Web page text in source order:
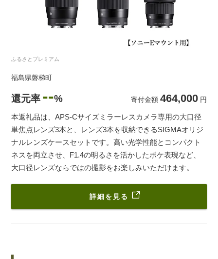
ふるさとプレミアム
福島県磐梯町
還元率 --% 寄付金額 464,000 円
本返礼品は、APS-Cサイズミラーレスカメラ専用の大口径
単焦点レンズ3本と、レンズ3本を収納できるSIGMAオリジ
ナルレンズケースセットです。高い光学性能とコンパクト
ネスを両立させ、F1.4の明るさを活かしたボケ表現など、
大口径レンズならではの撮影をお楽しみいただけます。
詳細を見る